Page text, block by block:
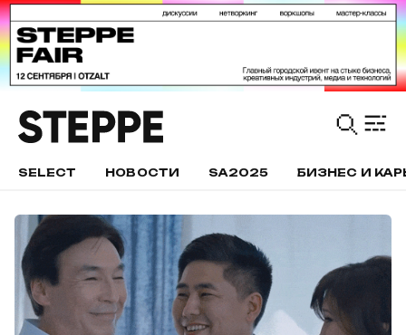
SELECT НОВОСТИ SA2025 БИЗНЕС И